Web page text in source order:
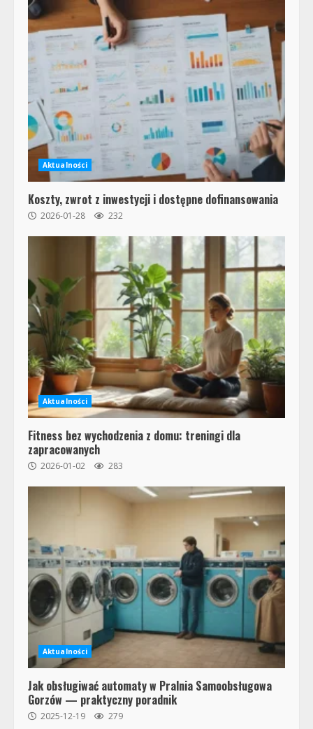
Aktualności
Koszty, zwrot z inwestycji i dostępne dofinansowania
2026-01-28 232
Aktualności
Fitness bez wychodzenia z domu: treningi dla
zapracowanych
2026-01-02 283
Aktualności
Jak obsługiwać automaty w Pralnia Samoobsługowa
Gorzów — praktyczny poradnik
2025-12-19 279